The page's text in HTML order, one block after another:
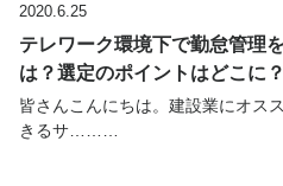
2020.6.25
テレワーク環境下で勤怠管理
は？選定のポイントはどこに？
皆さんこんにちは。建設業にオス
きるサ………